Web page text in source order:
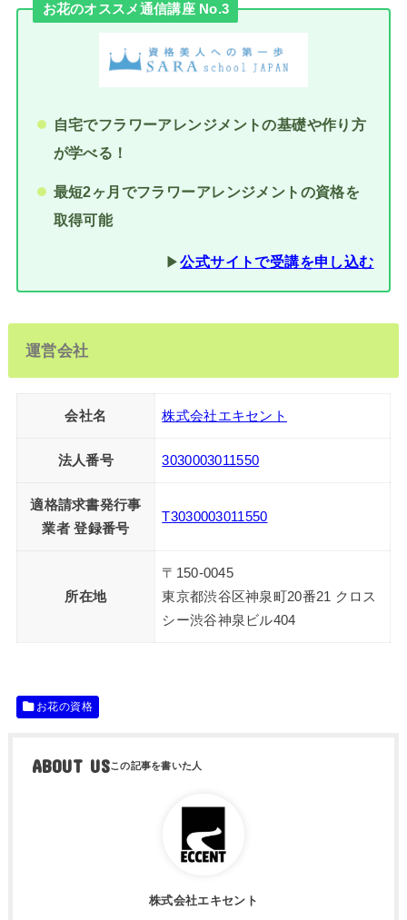
お花のオススメ通信講座 No.3
自宅でフラワーアレンジメントの基礎や作り方
が学べる！
最短2ヶ月でフラワーアレンジメントの資格を
取得可能
▶︎公式サイトで受講を申し込む
運営会社
会社名 株式会社エキセント
法人番号 3030003011550
適格請求書発行事
業者 登録番号
T3030003011550
所在地
〒150-0045
東京都渋谷区神泉町20番21 クロス
シー渋谷神泉ビル404
お花の資格
ABOUT US
株式会社エキセント